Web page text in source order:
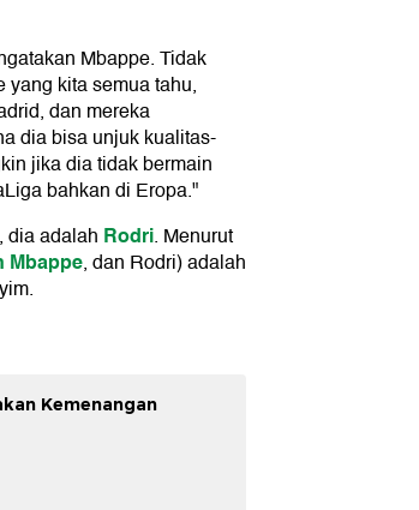
Mbappe. Tidak
kita semua tahu,
dan mereka
dia bisa unjuk kualitas-
jika dia tidak bermain
bahkan di Eropa."
dia adalah Rodri. Menurut
Mbappe, dan Rodri) adalah
Kemenangan